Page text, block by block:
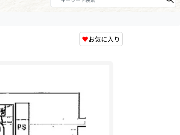
♥お気に入り